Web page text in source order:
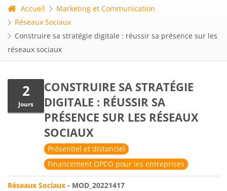
Accueil
Marketing et Communication
Réseaux Sociaux
Construire sa stratégie digitale : réussir sa présence sur les
réseaux sociaux
2
Jours
CONSTRUIRE SA STRATÉGIE
DIGITALE : RÉUSSIR SA
PRÉSENCE SUR LES RÉSEAUX
SOCIAUX
Présentiel et distanciel
Financement OPCO pour les entreprises
Réseaux Sociaux - MOD_20221417